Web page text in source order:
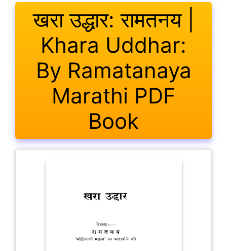
खरा उद्धार: रामतनय |
Khara Uddhar:
By Ramatanaya
Marathi PDF
Book